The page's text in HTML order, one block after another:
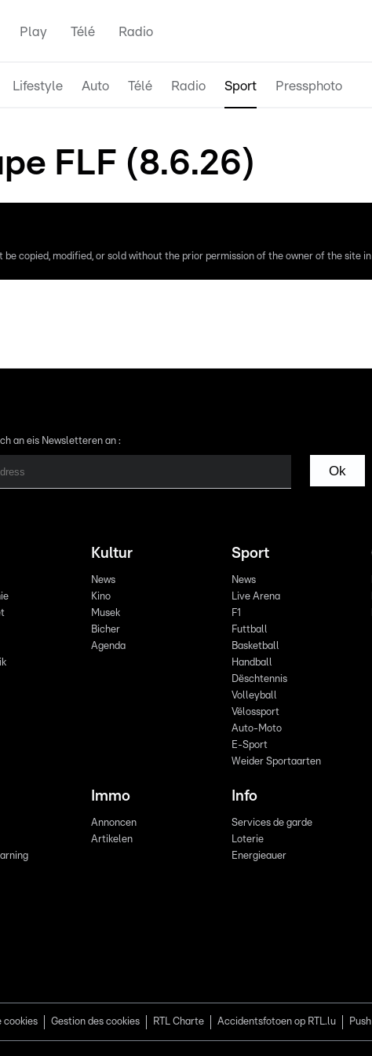
Play Télé Radio
Lifestyle Auto Télé Radio Sport Pressphoto
FLF (8.6.26)
copied, modified, or sold without the prior permission of the owner of the site
an eis Newsletteren an :
Ok
Kultur
News
Kino
Musek
Bicher
Agenda
Sport
News
Live Arena
F1
Futtball
Basketball
Handball
Dëschtennis
Volleyball
Vëlossport
Auto-Moto
E-Sport
Weider Sportaarten
Immo
Annoncen
Artikelen
Info
Services de garde
Loterie
Energieauer
cookies Gestion des cookies RTL Charte Accidentsfotoen op RTL.lu